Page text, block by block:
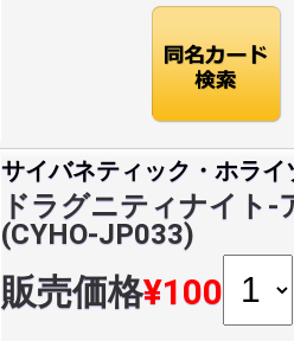
サイバネティック・ホライ
ドラグニティナイト-
(CYHO-JP033)
販売価格¥100